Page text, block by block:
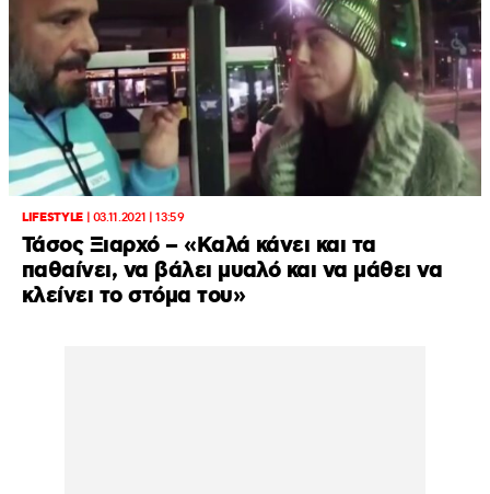
LIFESTYLE| 03.11.2021 | 13:59
Τάσος Ξιαρχό – «Καλά κάνει και τα
παθαίνει, να βάλει μυαλό και να μάθει να
κλείνει το στόμα του»